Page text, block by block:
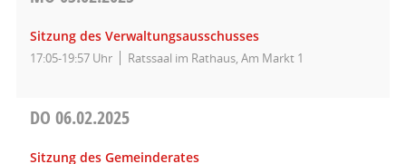
Sitzung des Verwaltungsausschusses
17:05-19:57 Uhr Ratssaal im Rathaus, Am Markt 1
DO 06.02.2025
Sitzung des Gemeinderates